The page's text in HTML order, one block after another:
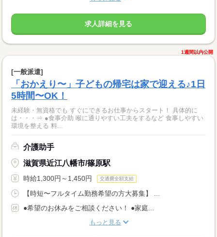
求人詳細を見る
1週間以内公開
[一般派遣]
「おかえり〜」子どもの帰宅は家で迎える♪1日
5時間〜OK！
未経験・無資格でも すぐにできるお仕事からスタート！ 具体的に
は・・・⇒ ●食事介助 喉に通りやすい工夫をするなど 食事しやすい
環境を整える 料...
介護助手
滋賀県近江八幡市/篠原駅
時給1,300円～1,450円 交通費全額支給
【時短〜フルタイム勤務希望の方大募集】 ...
●希望のお休みをご相談ください！ ●家庭...
もっと見る